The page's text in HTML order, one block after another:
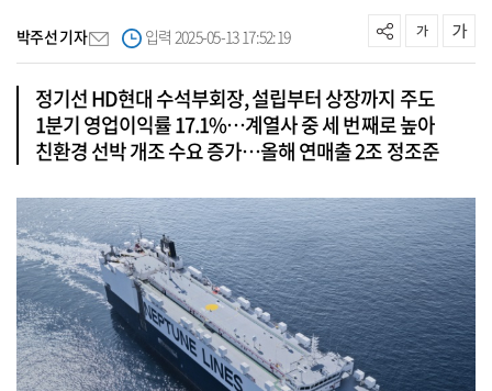
박주선 기자 입력 2025-05-13 17:52:19
정기선 HD현대 수석부회장, 설립부터 상장까지 주도
1분기 영업이익률 17.1%…계열사 중 세 번째로 높아
친환경 선박 개조 수요 증가…올해 연매출 2조 정조준